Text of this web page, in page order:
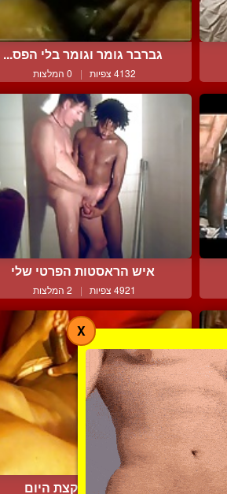
גברבר גומר וגומר בלי הפס...
4132 צפיות | 0 המלצות
איש הראסטות הפרטי שלי
4921 צפיות | 2 המלצות
משעמם לו קצת היום
X